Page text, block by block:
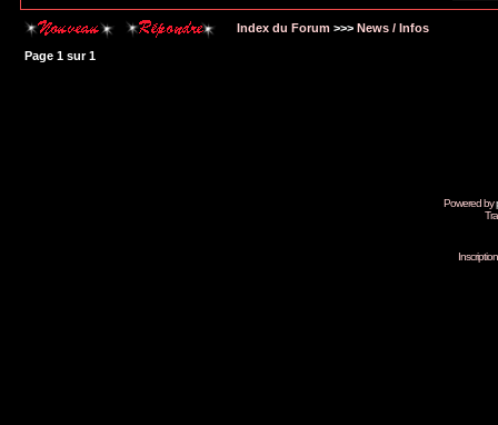
Index du Forum >>> News / Infos
Page 1 sur1
Powered by